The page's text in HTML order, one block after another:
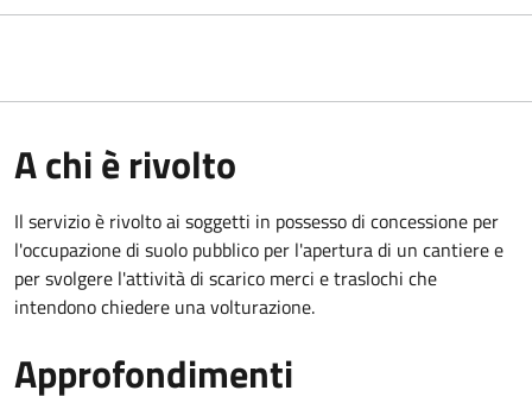
A chi è rivolto
Il servizio è rivolto ai soggetti in possesso di concessione per
l'occupazione di suolo pubblico per l'apertura di un cantiere e
per svolgere l'attività di scarico merci e traslochi che
intendono chiedere una volturazione.
Approfondimenti